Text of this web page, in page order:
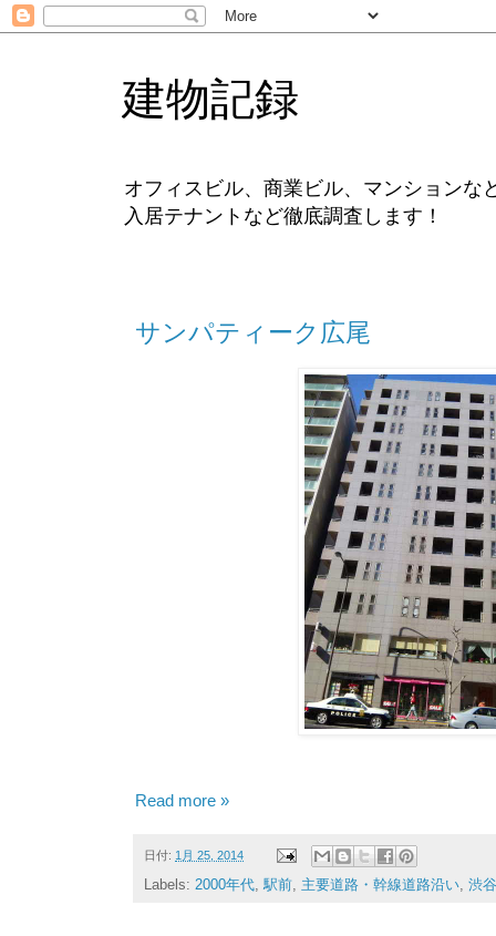
建物記録
オフィスビル、商業ビル、マンションな
入居テナントなど徹底調査します！
サンパティーク広尾
Read more »
日付: 1月 25, 2014
Labels: 2000年代,駅前, 主要道路・幹線道路沿い, 渋